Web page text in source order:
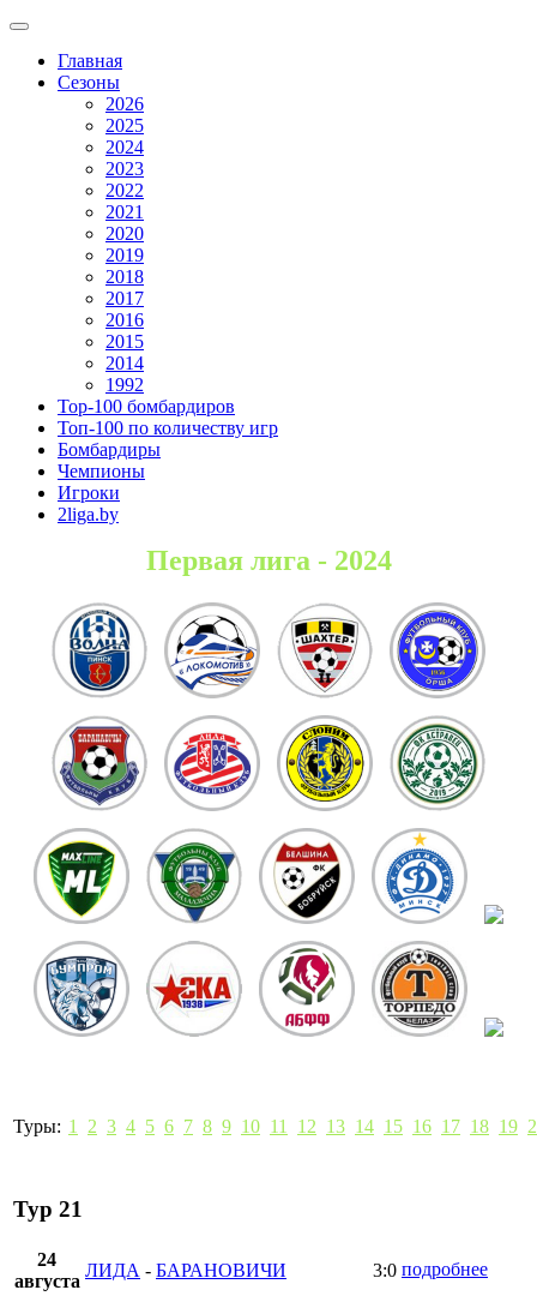
Главная
Сезоны
2026
2025
2024
2023
2022
2021
2020
2019
2018
2017
2016
2015
2014
1992
Top-100 бомбардиров
Топ-100 по количеству игр
Бомбардиры
Чемпионы
Игроки
2liga.by
Первая лига - 2024
Туры: 1 2 3 4 5 6 7 8 9 10 11 12 13 14 15 16 17 18 19
Тур 21
24
августа
ЛИДА - БАРАНОВИЧИ 3:0 подробнее